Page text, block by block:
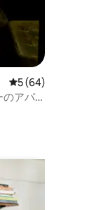
レビュー64件、5
5 (64)
のアパ